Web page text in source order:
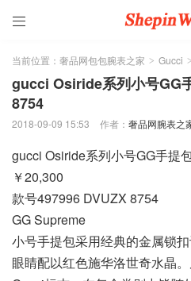

当前位置： 奢品网包包腕表之家 > Gucci >
gucci Osiride系列小号GG
8754
2018-09-09 15:53 作者： 奢品网腕表之
gucci Osiride系列小号GG手提
￥20,300
款号497996 DVUZX 8754
GG Supreme
小号手提包采用经典的金属锁
眼睛配以红色施华洛世奇水晶